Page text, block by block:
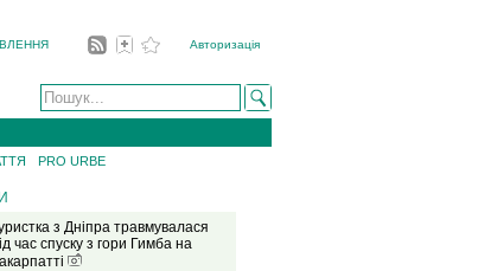
Авторизація
PRO URBE
з Дніпра травмувалася
час спуску з гори Гимба на